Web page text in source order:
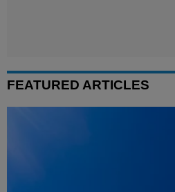
FEATURED ARTICLES